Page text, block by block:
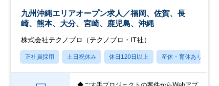
九州沖縄エリアオープン求人／福岡、佐賀、長
崎、熊本、大分、宮崎、鹿児島、沖縄
株式会社テクノプロ（テクノプロ・IT社）
正社員採用 土日祝休み 休日120日以上 産休・育休あり